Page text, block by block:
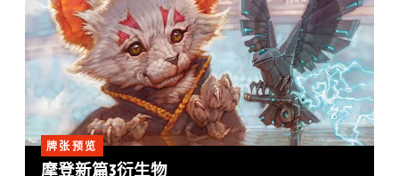
牌张预览
摩登新篇3衍生物